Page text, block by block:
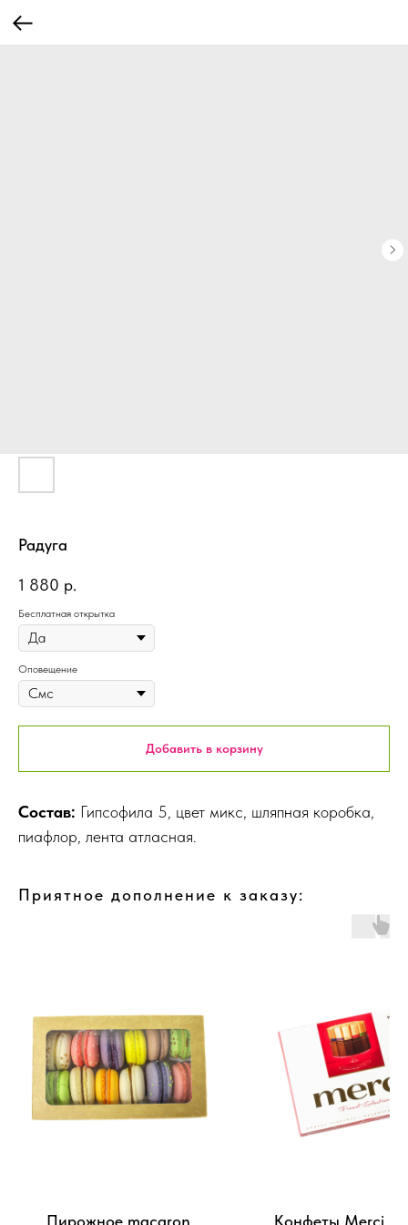
Радуга
1 880 р.
Бесплатная открытка
Оповещение
Добавить в корзину
Состав: Гипсофила 5, цвет микс, шляпная коробка,
пиафлор, лента атласная.
Приятное дополнение к заказу:
Пирожное macaron Конфеты Merci